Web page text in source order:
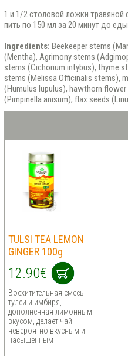
1 и 1/2 столовой ложки травяной
пить по 150 мл за 20 минут до
Ingredients: Beekeeper stems
(Mentha), Agrimony stems
stems (Cichorium intybus), thyme
stems (Melissa Officinalis stems),
(Humulus lupulus), hawthorn
(Pimpinella anisum), flax seeds
TULSI TEA LEMON
GINGER 100g
12.90€
Восхитительная смесь
тулси и имбиря,
дополненная лимонным
вкусом, делает чай
невероятно вкусным и
насыщенным